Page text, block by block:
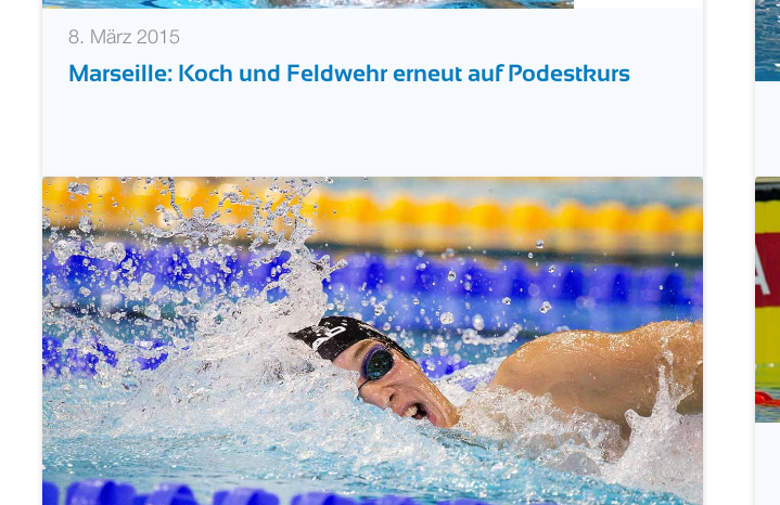
8. März 2015
Marseille: Koch und Feldwehr erneut auf Podestkurs